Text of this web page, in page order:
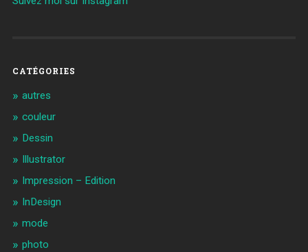
CATÉGORIES
autres
couleur
Dessin
Illustrator
Impression – Edition
InDesign
mode
photo